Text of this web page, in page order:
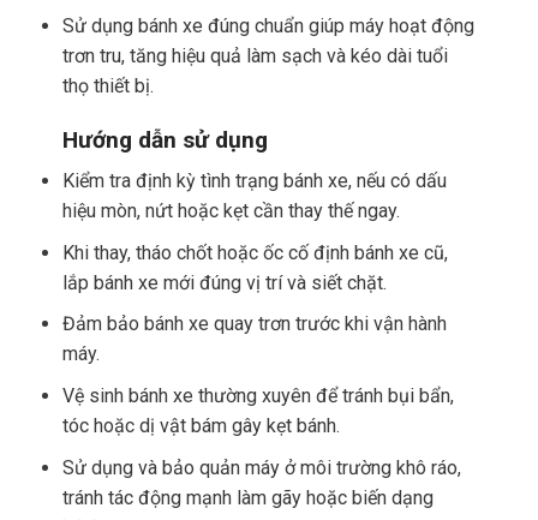
Sử dụng bánh xe đúng chuẩn giúp máy hoạt động
trơn tru, tăng hiệu quả làm sạch và kéo dài tuổi
thọ thiết bị.
Hướng dẫn sử dụng
Kiểm tra định kỳ tình trạng bánh xe, nếu có dấu
hiệu mòn, nứt hoặc kẹt cần thay thế ngay.
Khi thay, tháo chốt hoặc ốc cố định bánh xe cũ,
lắp bánh xe mới đúng vị trí và siết chặt.
Đảm bảo bánh xe quay trơn trước khi vận hành
máy.
Vệ sinh bánh xe thường xuyên để tránh bụi bẩn,
tóc hoặc dị vật bám gây kẹt bánh.
Sử dụng và bảo quản máy ở môi trường khô ráo,
tránh tác động mạnh làm gãy hoặc biến dạng